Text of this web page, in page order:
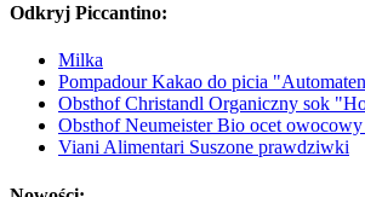
Odkryj Piccantino:
Milka
Pompadour Kakao do picia
Obsthof Christandl Organiczny sok
Obsthof Neumeister Bio ocet
Viani Alimentari Suszone prawdziwki